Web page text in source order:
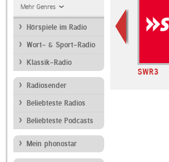
Mehr Genres
Hörspiele im Radio
Wort- & Sport-Radio
Klassik-Radio
Radiosender
Beliebteste Radios
Beliebteste Podcasts
Mein phonostar
WDR 3 SWR3